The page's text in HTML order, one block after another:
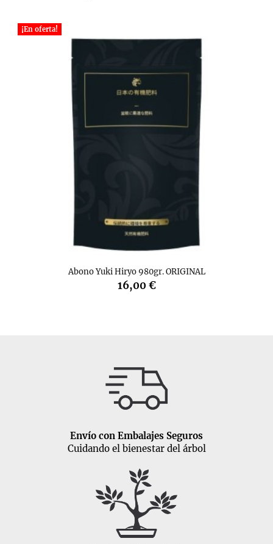
¡En oferta!
Abono Yuki Hiryo 980gr. ORIGINAL
16,00 €
Envío con Embalajes Seguros
Cuidando el bienestar del árbol